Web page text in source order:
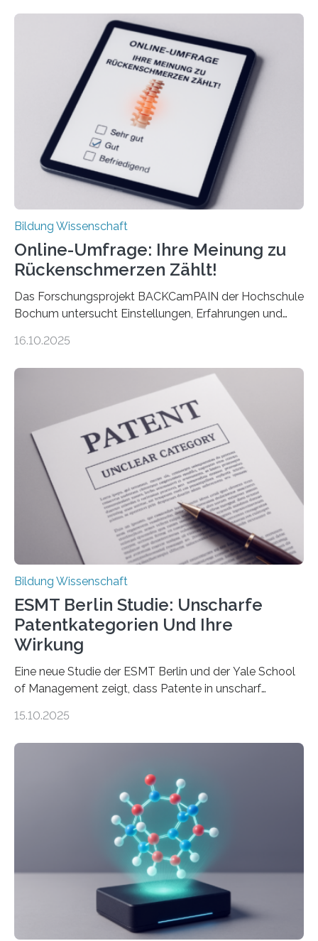
langfristigen Auswirkungen auf Karriere und die spätere
Rente. Bisherige Schätzungen lagen bei rund 20.000
Euro und damit etwa 30 Prozent zu niedrig. Zu diesem
Ergebnis kommt eine neue Studie des ZEW Mannheim
mit der Universität Tilburg. „Werden Frauen unter 30
Jahren erstmals…
Bildung Wissenschaft
Online-Umfrage: Ihre Meinung zu
Rückenschmerzen Zählt!
Das Forschungsprojekt BACKCamPAIN der Hochschule
Bochum untersucht Einstellungen, Erfahrungen und
gehören zu den häufigsten gesundheitlichen
Rückenschmerzen denken und welche Erfahrungen sie
damit gemacht haben, kann entscheidend
beeinflussen, wie Schmerzen verlaufen und welche
Therapien wirken. Diese individuellen Überzeugungen
stehen im Mittelpunkt einer aktuellen Studie der
Hochschule Bochum. Im Rahmen des
Promotionsprojekts „BACKCamPAIN“ führt die
Doktorandin Deborah Jost (Hochschule Bochum,
Promotionskolleg NRW) derzeit eine Online-Umfrage
durch. Ziel ist es, herauszufinden,…
16.10.2025
Bildung Wissenschaft
ESMT Berlin Studie: Unscharfe
Patentkategorien Und Ihre
Wirkung
Eine neue Studie der ESMT Berlin und der Yale School
of Management zeigt, dass Patente in unscharf
häufiger zu bahnbrechenden Innovationen führen und
Erfindungen entstehen besonders dann, wenn
Wissenskategorien verschwimmen. Das zeigt neue
Forschung von Gianluca Carnabuci, Professor of
Organizational Behavior an der ESMT Berlin, und
Balázs Kovács, Professor an der Yale School of
Management. Die Forscher kommen zu dem Schluss,
dass Patente…
15.10.2025